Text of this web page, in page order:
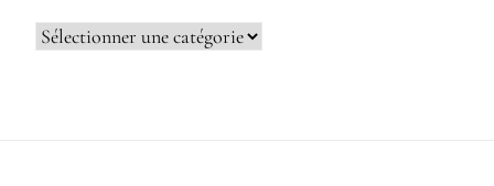
Catégories